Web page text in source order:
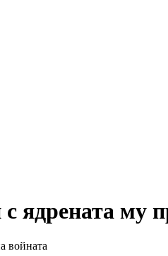
ядрената му
войната